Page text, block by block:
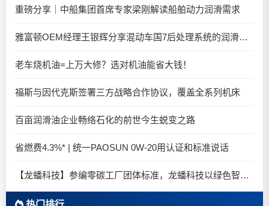
重磅分享｜中船集团首席专家梁刚解读船舶动力润滑需求
雅富顿OEM经理王银辉分享混动车国7后处理系统的润滑油要求
老车烧机油=上万大修？选对机油能省大钱！
福斯与因代克斯签署三方战略合作协议，覆盖全系列机床
百亩润滑油企业畅络石化的前世今生蜕变之路
省燃费4.3%* | 统一PAOSUN 0W-20用认证和标准说话
【龙蟠科技】参编零碳工厂团体标准，龙蟠科技以绿色智造锚定零碳未来